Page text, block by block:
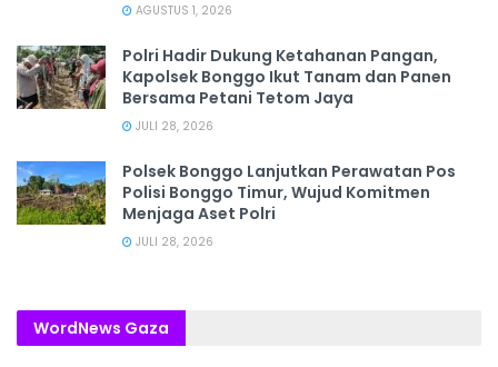
AGUSTUS 1, 2026
Polri Hadir Dukung Ketahanan Pangan,
Kapolsek Bonggo Ikut Tanam dan Panen
Bersama Petani Tetom Jaya
JULI 28, 2026
Polsek Bonggo Lanjutkan Perawatan Pos
Polisi Bonggo Timur, Wujud Komitmen
Menjaga Aset Polri
JULI 28, 2026
WordNews Gaza